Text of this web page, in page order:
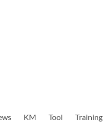
KM Tool Training